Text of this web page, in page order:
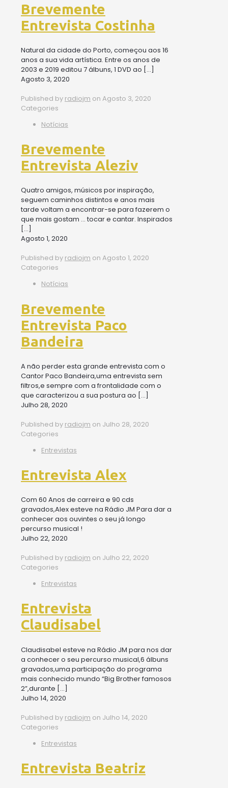
Brevemente
Entrevista Costinha
Natural da cidade do Porto, começou aos 16
anos a sua vida artística. Entre os anos de
2003 e 2019 editou 7 álbuns, 1 DVD ao […]
Agosto 3, 2020
Published by radiojm on Agosto 3, 2020
Categories
Notícias
Brevemente
Entrevista Aleziv
Quatro amigos, músicos por inspiração,
seguem caminhos distintos e anos mais
tarde voltam a encontrar-se para fazerem o
que mais gostam … tocar e cantar. Inspirados
[…]
Agosto 1, 2020
Published by radiojm on Agosto 1, 2020
Categories
Notícias
Brevemente
Entrevista Paco
Bandeira
A não perder esta grande entrevista com o
Cantor Paco Bandeira,uma entrevista sem
filtros,e sempre com a frontalidade com o
que caracterizou a sua postura ao […]
Julho 28, 2020
Published by radiojm on Julho 28, 2020
Categories
Entrevistas
Entrevista Alex
Com 60 Anos de carreira e 90 cds
gravados,Alex esteve na Rádio JM Para dar a
conhecer aos ouvintes o seu já longo
percurso musical !
Julho 22, 2020
Published by radiojm on Julho 22, 2020
Categories
Entrevistas
Entrevista
Claudisabel
Claudisabel esteve na Rádio JM para nos dar
a conhecer o seu percurso musical,6 álbuns
gravados,uma participação do programa
mais conhecido mundo “Big Brother famosos
2”,durante […]
Julho 14, 2020
Published by radiojm on Julho 14, 2020
Categories
Entrevistas
Entrevista Beatriz